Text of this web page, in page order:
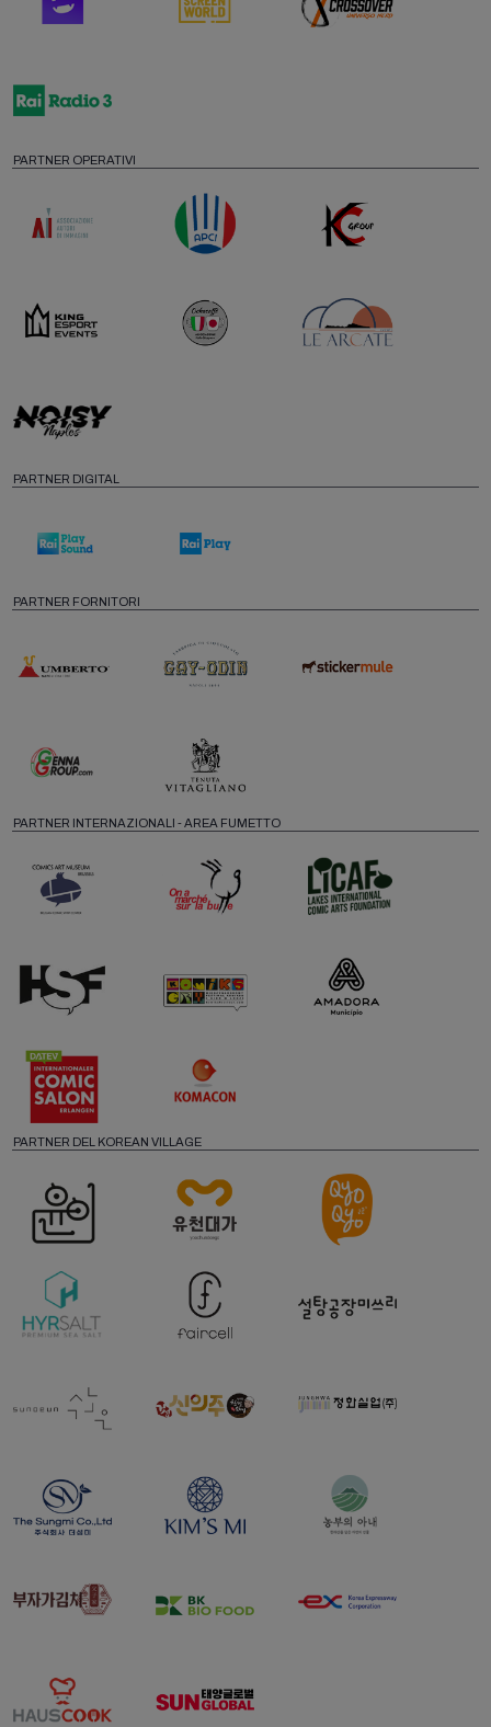
PARTNER OPERATIVI
PARTNER DIGITAL
PARTNER FORNITORI
PARTNER INTERNAZIONALI - AREA FUMETTO
PARTNER DEL KOREAN VILLAGE